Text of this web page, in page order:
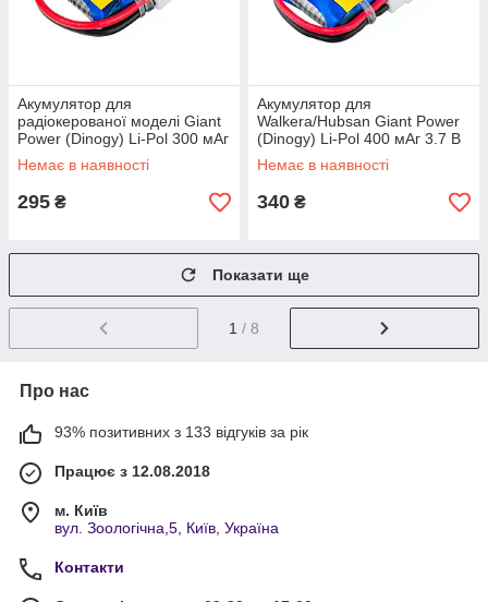
Акумулятор для
радіокерованої моделі Giant
Power (Dinogy) Li-Pol 300 мАг
3.7 В 32x20x8 мм
Walkera/Hubsan 25C
Немає в наявності
295 ₴
Акумулятор для
Walkera/Hubsan Giant Power
(Dinogy) Li-Pol 400 мАг 3.7 В
38x20x8 мм Walkera/Hubsan
25C
Немає в наявності
340 ₴
Показати ще
1 / 8
Про нас
93% позитивних з 133 відгуків за рік
Працює з 12.08.2018
м. Київ
вул. Зоологічна,5, Київ, Україна
Контакти